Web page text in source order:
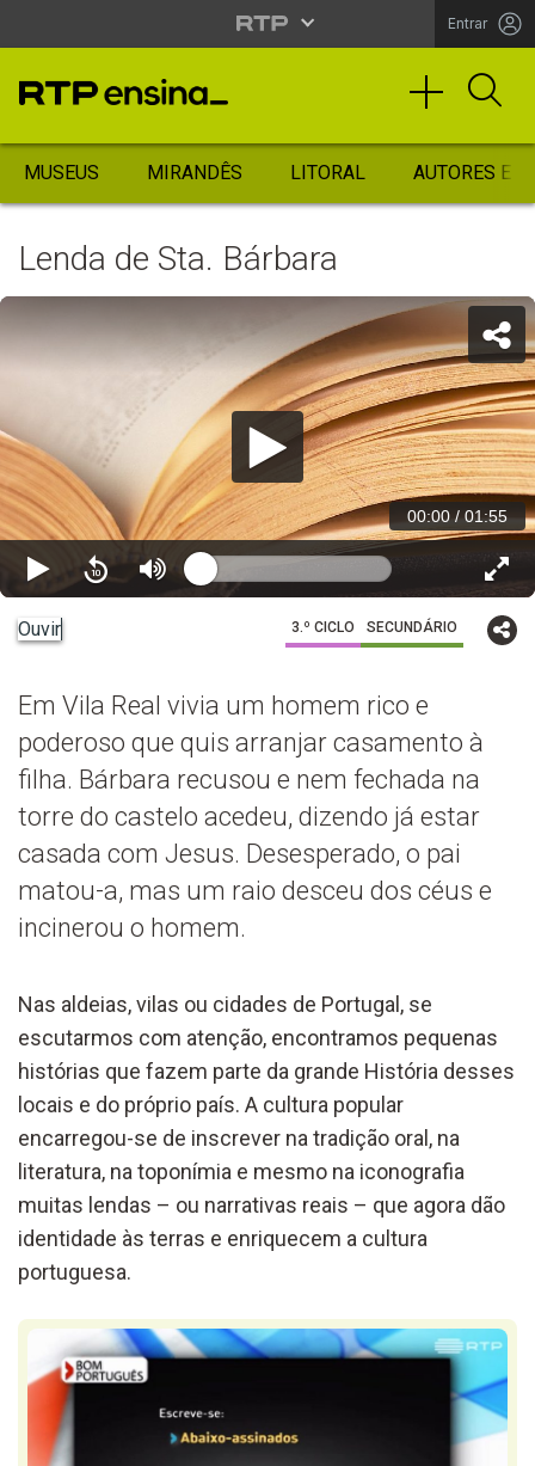
Entrar
MUSEUS MIRANDÊS LITORAL AUTORES
Lenda de Sta. Bárbara
00:00 / 01:55
Ouvir 3.º CICLO SECUNDÁRIO
Em Vila Real vivia um homem rico e
poderoso que quis arranjar casamento à
filha. Bárbara recusou e nem fechada na
torre do castelo acedeu, dizendo já estar
casada com Jesus. Desesperado, o pai
matou-a, mas um raio desceu dos céus e
incinerou o homem.
Nas aldeias, vilas ou cidades de Portugal, se
escutarmos com atenção, encontramos pequenas
histórias que fazem parte da grande História desses
locais e do próprio país. A cultura popular
encarregou-se de inscrever na tradição oral, na
literatura, na toponímia e mesmo na iconografia
muitas lendas – ou narrativas reais – que agora dão
identidade às terras e enriquecem a cultura
portuguesa.